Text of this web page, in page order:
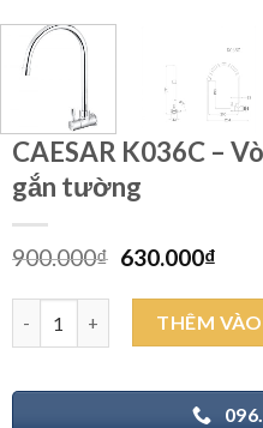
CAESAR K036C –
gắn tường
900.000₫ Giá
là:
900.000₫.
630.000₫Giá
tại
là:
CAESAR K036C - Vòi rửa bát
THÊM